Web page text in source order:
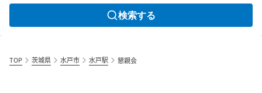
検索する
TOP 茨城県 水戸市 水戸駅 懇親会